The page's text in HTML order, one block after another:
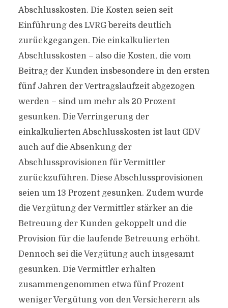
Abschlusskosten. Die Kosten seien seit
Einführung des LVRG bereits deutlich
zurückgegangen. Die einkalkulierten
Abschlusskosten – also die Kosten, die vom
Beitrag der Kunden insbesondere in den ersten
fünf Jahren der Vertragslaufzeit abgezogen
werden – sind um mehr als 20 Prozent
gesunken. Die Verringerung der
einkalkulierten Abschlusskosten ist laut GDV
auch auf die Absenkung der
Abschlussprovisionen für Vermittler
zurückzuführen. Diese Abschlussprovisionen
seien um 13 Prozent gesunken. Zudem wurde
die Vergütung der Vermittler stärker an die
Betreuung der Kunden gekoppelt und die
Provision für die laufende Betreuung erhöht.
Dennoch sei die Vergütung auch insgesamt
gesunken. Die Vermittler erhalten
zusammengenommen etwa fünf Prozent
weniger Vergütung von den Versicherern als